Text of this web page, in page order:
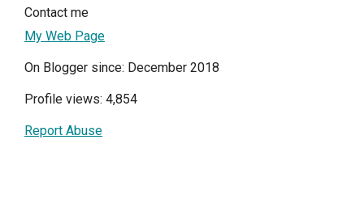
Contact me
My Web Page
On Blogger since: December 2018
Profile views: 4,854
Report Abuse